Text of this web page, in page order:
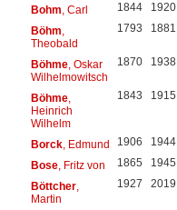
Bohm, Carl 1844 1920
Böhm,
Theobald
1793 1881
Böhme, Oskar
Wilhelmowitsch
1870 1938
Böhme,
Heinrich
Wilhelm
1843 1915
Borck, Edmund 1906 1944
Bose, Fritz von 1865 1945
Böttcher,
Martin
1927 2019